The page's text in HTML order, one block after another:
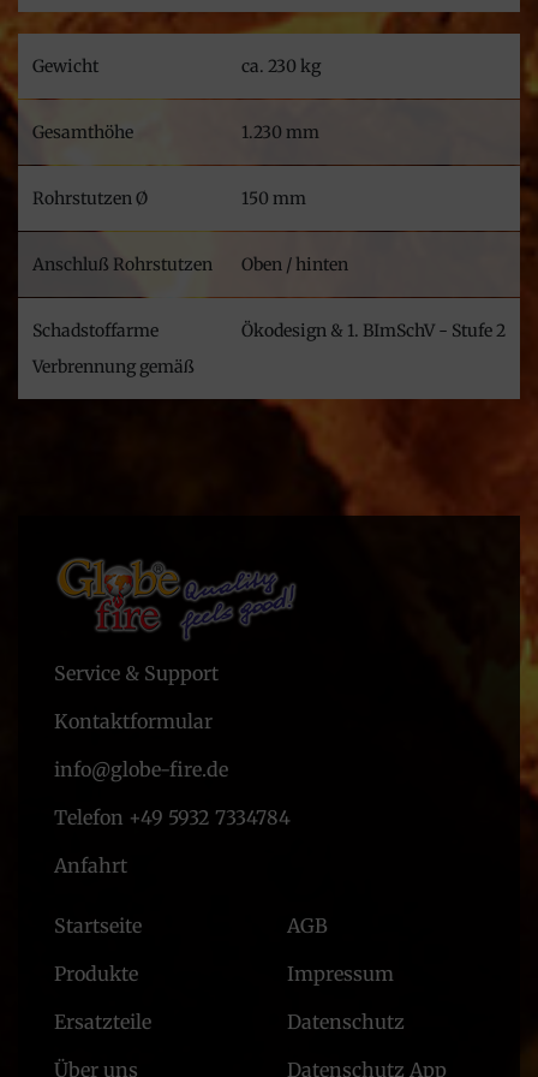
Gewicht ca. 230 kg
Gesamthöhe 1.230 mm
Rohrstutzen Ø 150 mm
Anschluß Rohrstutzen Oben / hinten
Schadstoffarme
Verbrennung gemäß
Ökodesign & 1. BImSchV - Stufe 2
Service & Support
Kontaktformular
info@globe-fire.de
Telefon +49 5932 7334784
Anfahrt
Startseite
Produkte
Ersatzteile
Über uns
AGB
Impressum
Datenschutz
Datenschutz App